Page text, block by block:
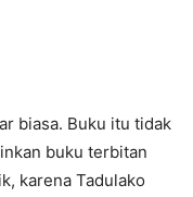
biasa. Buku itu tidak
buku terbitan
karena Tadulako